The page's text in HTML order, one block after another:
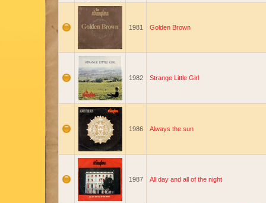
1981 Golden Brown
1982 Strange Little Girl
1986 Always the sun
1987 All day and all of the night